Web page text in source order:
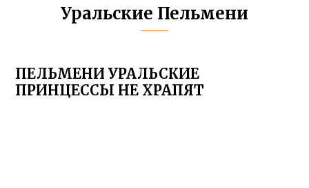
Уральские Пельмени
ПЕЛЬМЕНИ УРАЛЬСКИЕ
ПРИНЦЕССЫ НЕ ХРАПЯТ